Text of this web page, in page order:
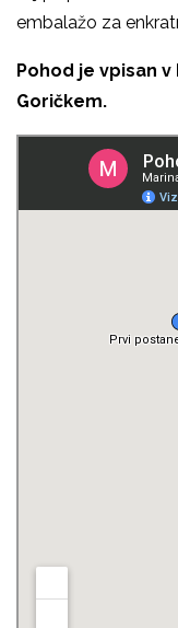
embalažo za
Pohod je vpisan
Goričkem.